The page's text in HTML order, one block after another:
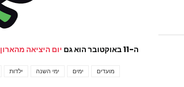
ה-11 באוקטובר הוא גם יום היציאה מהארון
ילדות ימי השנה ימים מועדים